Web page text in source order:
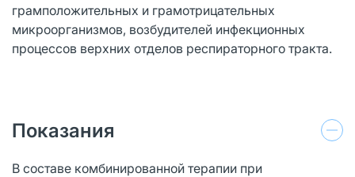
грамположительных и грамотрицательных
микроорганизмов, возбудителей инфекционных
процессов верхних отделов респираторного тракта.
Показания
В составе комбинированной терапии при